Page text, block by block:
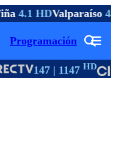
4.1 HDValparaíso
Programación
147 | 1147HD